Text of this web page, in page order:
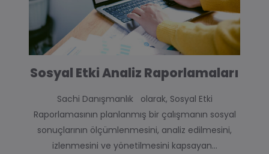
Sosyal Etki Analiz Raporlamaları
Sachi Danışmanlık olarak, Sosyal Etki
Raporlamasının planlanmış bir çalışmanın sosyal
sonuçlarının ölçümlenmesini, analiz edilmesini,
izlenmesini ve yönetilmesini kapsayan‏‏‎‏‏‎…